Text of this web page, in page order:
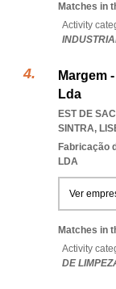
Matches in
Activity
Margem
Lda
EST DE
SINTRA,
Fabricação
LDA
Ver
Matches in
Activity
DE